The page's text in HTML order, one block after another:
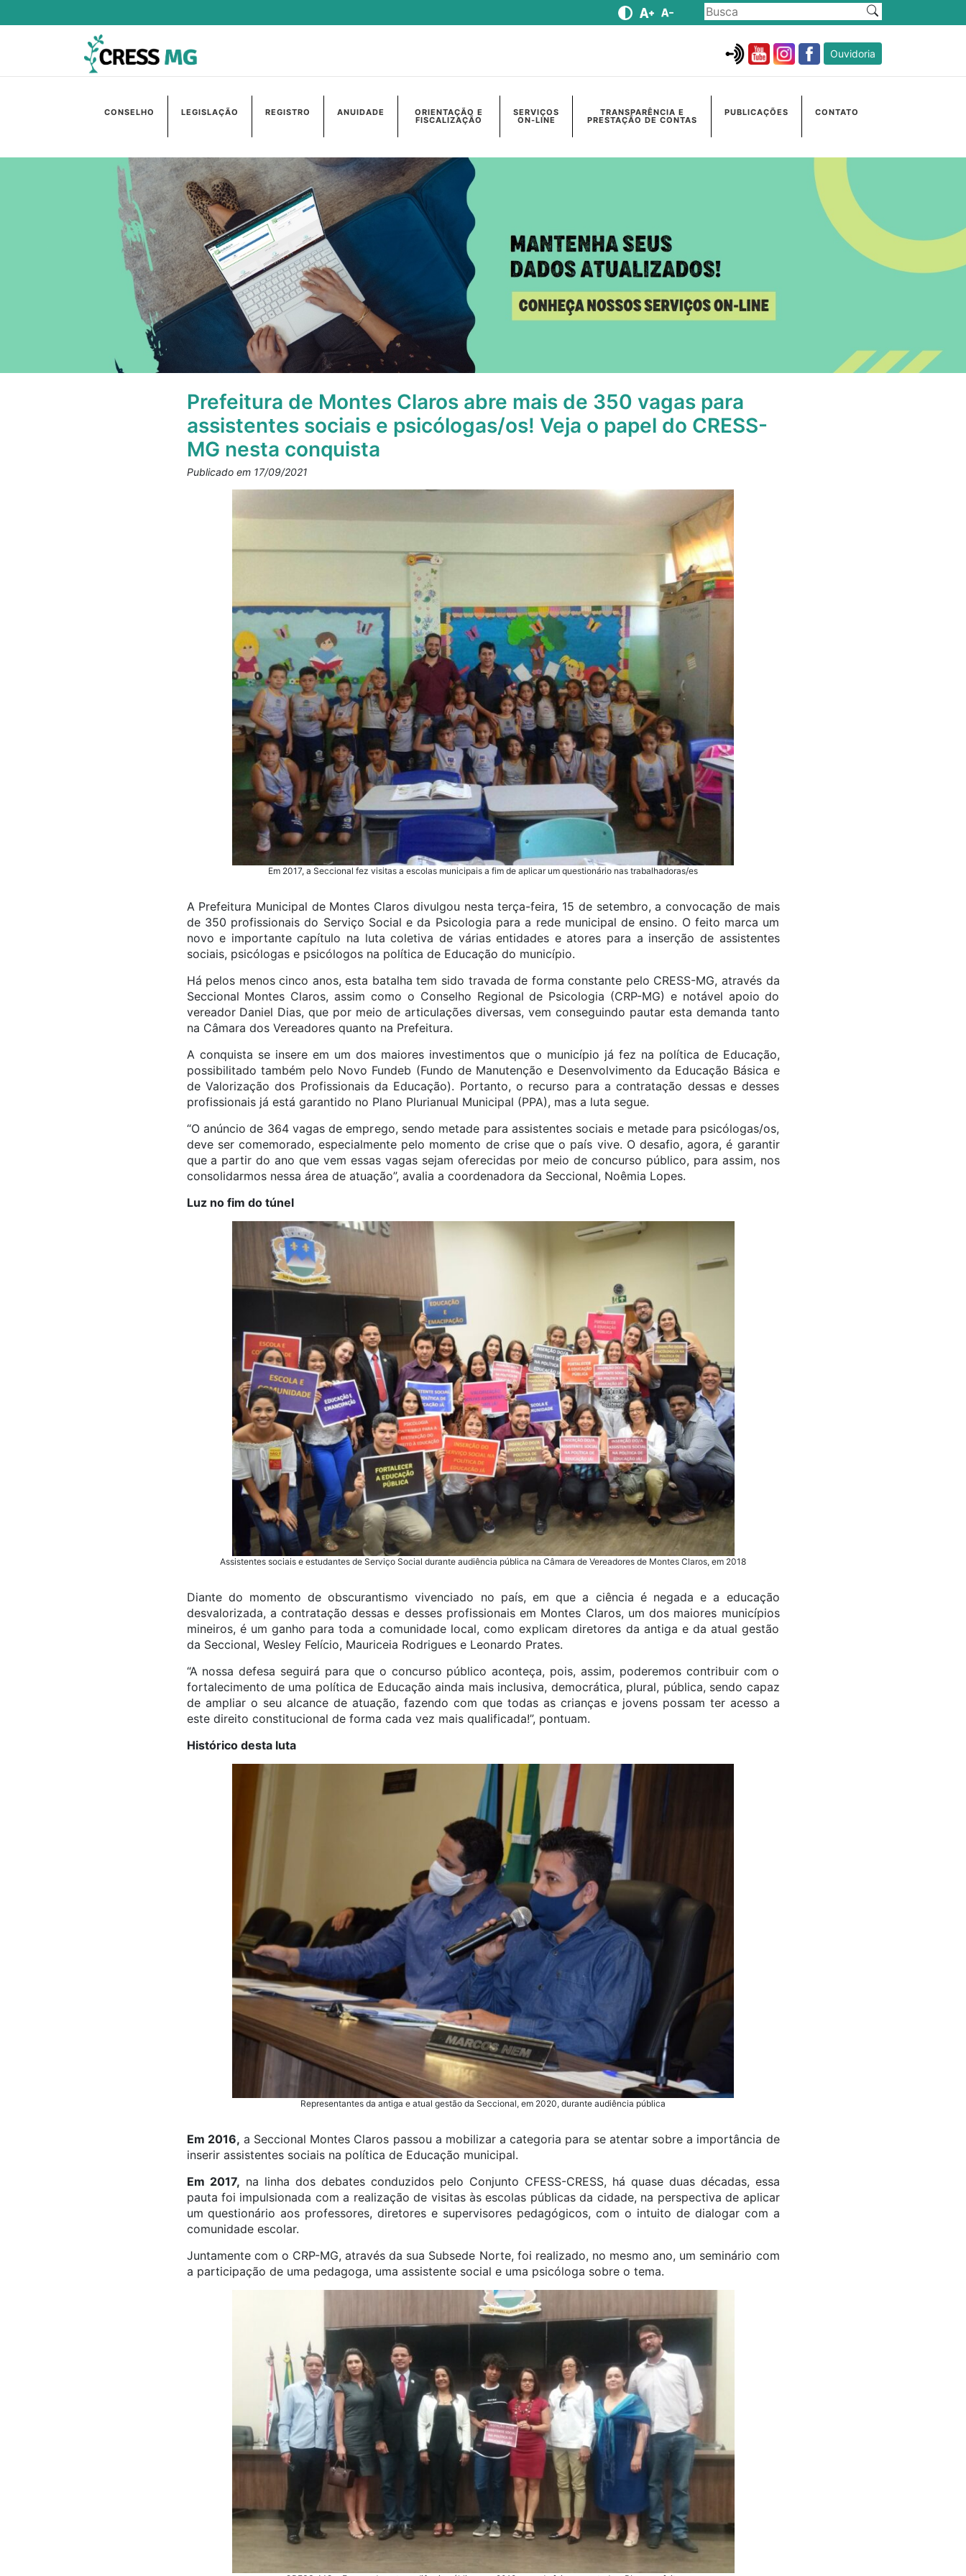
Ouvidoria
CONSELHO LEGISLAÇÃO REGISTRO ANUIDADE ORIENTAÇÃO E
FISCALIZAÇÃO
SERVIÇOS
ON-LINE
TRANSPARÊNCIA E
PRESTAÇÃO DE CONTAS
PUBLICAÇÕES CONTATO
Prefeitura de Montes Claros abre mais de 350 vagas para
assistentes sociais e psicólogas/os! Veja o papel do CRESS-
MG nesta conquista
Publicado em 17/09/2021
Em 2017, a Seccional fez visitas a escolas municipais a fim de aplicar um questionário nas trabalhadoras/es
A Prefeitura Municipal de Montes Claros divulgou nesta terça-feira, 15 de setembro, a convocação de mais
de 350 profissionais do Serviço Social e da Psicologia para a rede municipal de ensino. O feito marca um
novo e importante capítulo na luta coletiva de várias entidades e atores para a inserção de assistentes
sociais, psicólogas e psicólogos na política de Educação do município.
Há pelos menos cinco anos, esta batalha tem sido travada de forma constante pelo CRESS-MG, através da
Seccional Montes Claros, assim como o Conselho Regional de Psicologia (CRP-MG) e notável apoio do
vereador Daniel Dias, que por meio de articulações diversas, vem conseguindo pautar esta demanda tanto
na Câmara dos Vereadores quanto na Prefeitura.
A conquista se insere em um dos maiores investimentos que o município já fez na política de Educação,
possibilitado também pelo Novo Fundeb (Fundo de Manutenção e Desenvolvimento da Educação Básica e
de Valorização dos Profissionais da Educação). Portanto, o recurso para a contratação dessas e desses
profissionais já está garantido no Plano Plurianual Municipal (PPA), mas a luta segue.
“O anúncio de 364 vagas de emprego, sendo metade para assistentes sociais e metade para psicólogas/os,
deve ser comemorado, especialmente pelo momento de crise que o país vive. O desafio, agora, é garantir
que a partir do ano que vem essas vagas sejam oferecidas por meio de concurso público, para assim, nos
consolidarmos nessa área de atuação”, avalia a coordenadora da Seccional, Noêmia Lopes.
Luz no fim do túnel
Assistentes sociais e estudantes de Serviço Social durante audiência pública na Câmara de Vereadores de Montes Claros, em 2018
Diante do momento de obscurantismo vivenciado no país, em que a ciência é negada e a educação
desvalorizada, a contratação dessas e desses profissionais em Montes Claros, um dos maiores municípios
mineiros, é um ganho para toda a comunidade local, como explicam diretores da antiga e da atual gestão
da Seccional, Wesley Felício, Mauriceia Rodrigues e Leonardo Prates.
“A nossa defesa seguirá para que o concurso público aconteça, pois, assim, poderemos contribuir com o
fortalecimento de uma política de Educação ainda mais inclusiva, democrática, plural, pública, sendo capaz
de ampliar o seu alcance de atuação, fazendo com que todas as crianças e jovens possam ter acesso a
este direito constitucional de forma cada vez mais qualificada!”, pontuam.
Histórico desta luta
Representantes da antiga e atual gestão da Seccional, em 2020, durante audiência pública
Em 2016, a Seccional Montes Claros passou a mobilizar a categoria para se atentar sobre a importância de
inserir assistentes sociais na política de Educação municipal.
Em 2017, na linha dos debates conduzidos pelo Conjunto CFESS-CRESS, há quase duas décadas, essa
pauta foi impulsionada com a realização de visitas às escolas públicas da cidade, na perspectiva de aplicar
um questionário aos professores, diretores e supervisores pedagógicos, com o intuito de dialogar com a
comunidade escolar.
Juntamente com o CRP-MG, através da sua Subsede Norte, foi realizado, no mesmo ano, um seminário com
a participação de uma pedagoga, uma assistente social e uma psicóloga sobre o tema.